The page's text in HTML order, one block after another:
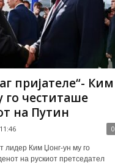
пријателе“- Ким
го честиташе
на Путин
0
лидер Ким Џонг-ун му го
на рускиот претседател